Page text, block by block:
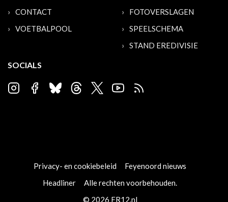
CONTACT
VOETBALPOOL
FOTOVERSLAGEN
SPEELSCHEMA
STAND EREDIVISIE
SOCIALS
Privacy- en cookiebeleid
Feyenoord nieuws
Headliner
Alle rechten voorbehouden.
© 2026 FR12.nl